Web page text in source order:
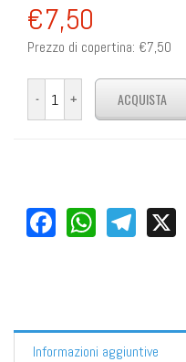
€7,50
Prezzo di copertina: €7,50
Facebook
Informazioni aggiuntive